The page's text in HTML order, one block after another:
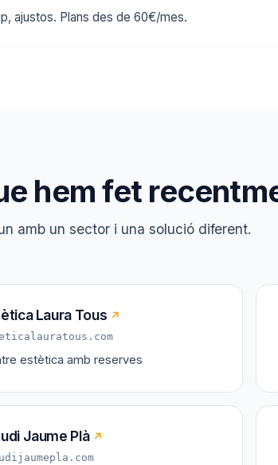
ajustos. Plans des de 60€/mes.
hem fet
amb un sector i una solució diferent.
Laura Tous ↗
estètica amb reserves
Jaume Plà ↗